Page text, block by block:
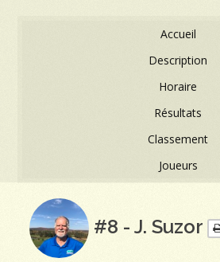
Accueil
Description
Horaire
Résultats
Classement
Joueurs
#8 - J. Suzor